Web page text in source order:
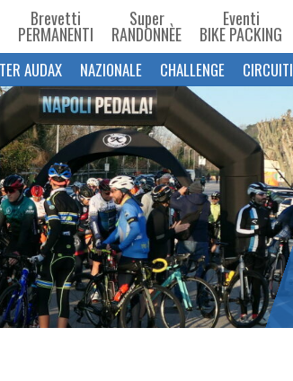
Brevetti
PERMANENTI
Super
RANDONNÈE
Eventi
BIKE PACKING
AUDAX NAZIONALE CHALLENGE CIRCUITI